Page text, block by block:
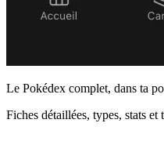
Le Pokédex complet, dans ta
Fiches détaillées, types, stats